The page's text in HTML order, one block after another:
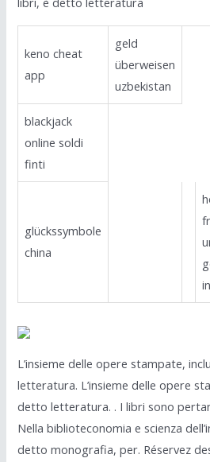
keno cheat
app
geld
überweisen
uzbekistan
blackjack
online soldi
finti
glückssymbole
china
in
L’insieme delle opere stampate,
letteratura. L’insieme delle opere
detto letteratura. . I libri sono
Nella biblioteconomia e scienza
detto monografia, per. Réservez